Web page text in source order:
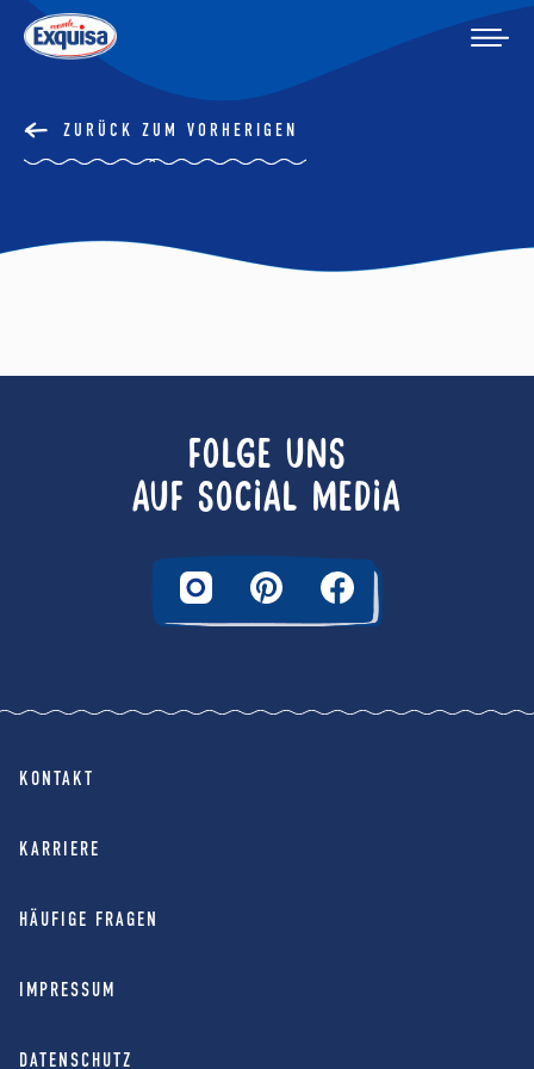
ZURÜCK ZUM VORHERIGEN
FOLGE UNS
AUF SOCIAL MEDIA
KONTAKT
KARRIERE
HÄUFIGE FRAGEN
IMPRESSUM
DATENSCHUTZ